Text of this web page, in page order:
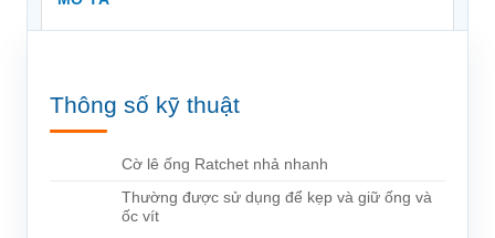
Thông số kỹ thuật
Cờ lê ống Ratchet nhả nhanh
Thường được sử dụng để kẹp và giữ ống và
ốc vít